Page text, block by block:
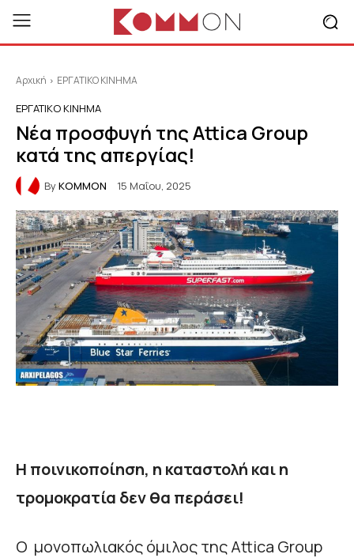
Αρχική ΕΡΓΑΤΙΚΟ ΚΙΝΗΜΑ
ΕΡΓΑΤΙΚΟ ΚΙΝΗΜΑ
Νέα προσφυγή της Attica Group
κατά της απεργίας!
ByKOMMON 15 Μαΐου, 2025
Η ποινικοποίηση, η καταστολή και η
τρομοκρατία δεν θα περάσει!
Ο μονοπωλιακός όμιλος της Attica Group